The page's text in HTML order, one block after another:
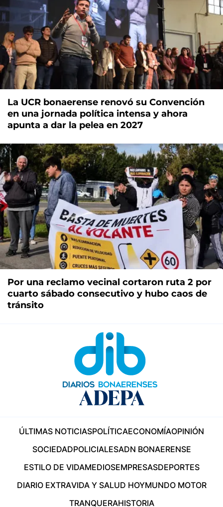
La UCR bonaerense renovó su Convención
en una jornada política intensa y ahora
apunta a dar la pelea en 2027
Por una reclamo vecinal cortaron ruta 2 por
cuarto sábado consecutivo y hubo caos de
tránsito
ÚLTIMAS NOTICIASPOLÍTICAECONOMÍAOPINIÓN
SOCIEDADPOLICIALESADN BONAERENSE
ESTILO DE VIDAMEDIOSEMPRESASDEPORTES
DIARIO EXTRAVIDA Y SALUD HOYMUNDO MOTOR
TRANQUERAHISTORIA